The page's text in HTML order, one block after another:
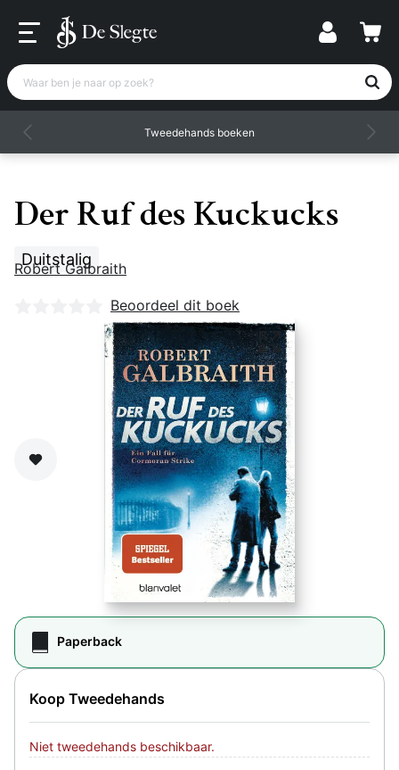
Waar ben je naar op zoek?
Tweedehands boeken
Der Ruf des Kuckucks
Duitstalig
Robert Galbraith
Nog geen beoordelingen
Beoordeel dit boek
Zet op verlanglijst
Paperback
Koop Tweedehands
Niet tweedehands beschikbaar.